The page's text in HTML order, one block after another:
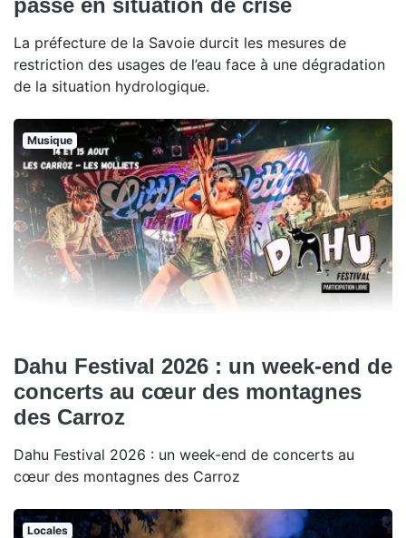
passe en situation de crise
La préfecture de la Savoie durcit les mesures de
restriction des usages de l’eau face à une dégradation
de la situation hydrologique.
Musique
Dahu Festival 2026 : un week-end de
concerts au cœur des montagnes
des Carroz
Dahu Festival 2026 : un week-end de concerts au
cœur des montagnes des Carroz
Locales